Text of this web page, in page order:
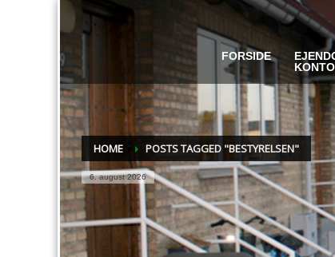
FORSIDE
HOME POSTS TAGGED "BESTYRELSEN"
6. august 2026